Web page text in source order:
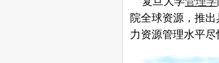
院全球资源，推
力资源管理水平